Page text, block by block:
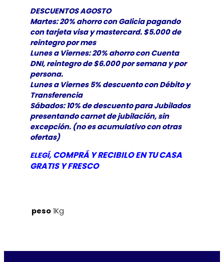
DESCUENTOS AGOSTO
Martes: 20% ahorro con Galicia pagando
con tarjeta visa y mastercard. $5.000 de
reintegro por mes
Lunes a Viernes: 20% ahorro con Cuenta
DNI, reintegro de $6.000 por semana y por
persona.
Lunes a Viernes 5% descuento con Débito y
Transferencia
Sábados: 10% de descuento para Jubilados
presentando carnet de jubilación, sin
excepción. (no es acumulativo con otras
ofertas)
ELEGÍ, COMPRÁ Y RECIBILO EN TU CASA
GRATIS YFRESCO
peso 1Kg